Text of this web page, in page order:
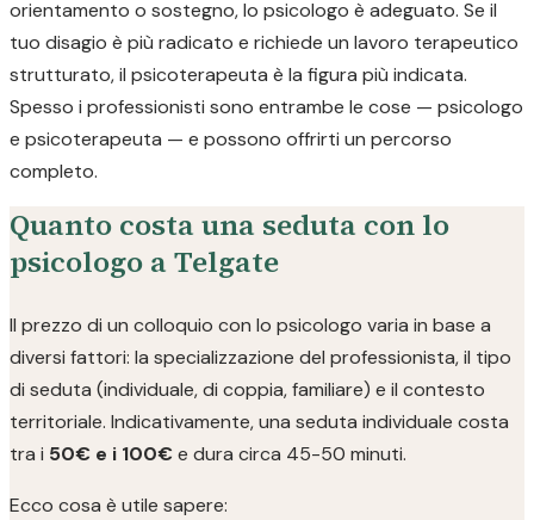
orientamento o sostegno, lo psicologo è adeguato. Se il
tuo disagio è più radicato e richiede un lavoro terapeutico
strutturato, il psicoterapeuta è la figura più indicata.
Spesso i professionisti sono entrambe le cose — psicologo
e psicoterapeuta — e possono offrirti un percorso
completo.
Quanto costa una seduta con lo
psicologo a Telgate
Il prezzo di un colloquio con lo psicologo varia in base a
diversi fattori: la specializzazione del professionista, il tipo
di seduta (individuale, di coppia, familiare) e il contesto
territoriale. Indicativamente, una seduta individuale costa
tra i 50€ e i 100€ e dura circa 45-50 minuti.
Ecco cosa è utile sapere: